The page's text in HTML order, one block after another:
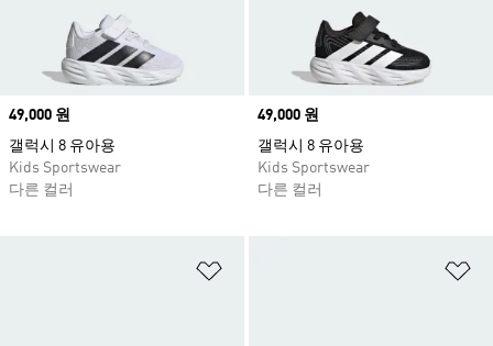
Price
49,000 원
갤럭시 8 유아용
Kids Sportswear
다른 컬러
Price
49,000 원
갤럭시 8 유아용
Kids Sportswear
다른 컬러